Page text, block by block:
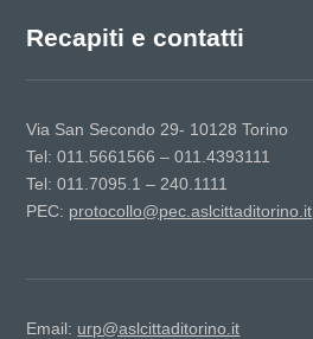
Recapiti e contatti
Via San Secondo 29- 10128 Torino
Tel: 011.5661566 – 011.4393111
Tel: 011.7095.1 – 240.1111
PEC: protocollo@pec.aslcittaditorino.it
Email: urp@aslcittaditorino.it